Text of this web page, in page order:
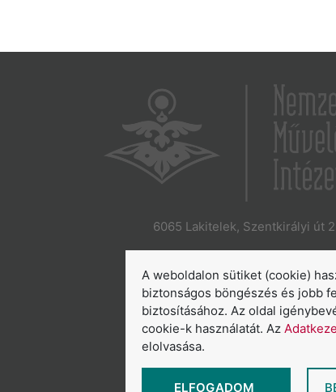
6065 Lakitelek, Szentkirályi út
E-mail:titkarsag@nmi.hu
Web:www.nmi.hu
Adatkezelési tájékoztató
Általános Szerződési Feltételek
A weboldalon sütiket (cookie)
biztonságos böngészés és jobb
biztosításához. Az oldal
cookie-k használatát. Az
elolvasása.
ELFOGADOM